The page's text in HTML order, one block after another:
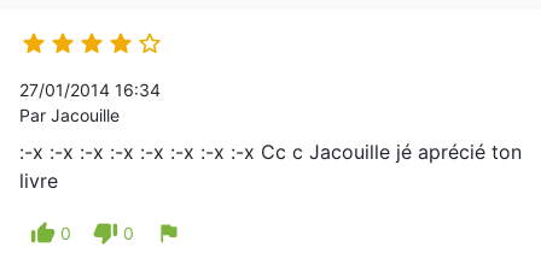
    
27/01/2014 16:34
Par Jacouille
:-x :-x :-x :-x :-x :-x :-x :-x Cc c Jacouille jé aprécié ton
livre
thumb_up 0 thumb_down 0 flag